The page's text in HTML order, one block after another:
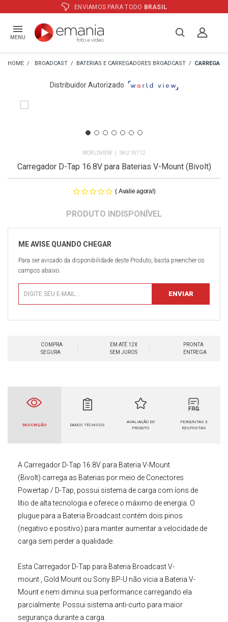
BRASIL
MENU
BROADCAST BATERIAS E CARREGADORES BROADCAST
Distribuidor Autorizado
WORLDVIEW 16712
Carregador D-Tap 16.8V para Baterias V-Mount (Bivolt)
( Avalie agora!)
Para ser avisado da disponibilidade deste Produto, basta preencher os
campos abaixo.
COMPRA
SEGURA
EM ATÉ 12X
SEM JUROS
PRONTA
ENTREGA
DESCRIÇÃO DADOS TÉCNICOS
AVALIAÇÃO DO
PRODUTO
PERGUNTAS E
RESPOSTAS
A Carregador D-Tap 16.8V para Bateria V-Mount
(Bivolt) carrega as Baterias por meio de Conectores
Powertap / D-Tap, possui sistema de carga com íons de
lítio de alta tecnologia e oferece o máximo de energia. O
plugue para a Bateria Broadcast contém dois pinos
(negativo e positivo) para manter aumentar a velocidade de
carga sem perder a qualidade.
Esta Carregador D-Tap para Bateria BroadcastV-
mount , Gold Mount ou Sony BP-U não vicia a Bateria V-
Mount e nem diminui sua performance carregando ela
parcialmente. Possui sistema anti-curto para maior
segurança durante a carga.